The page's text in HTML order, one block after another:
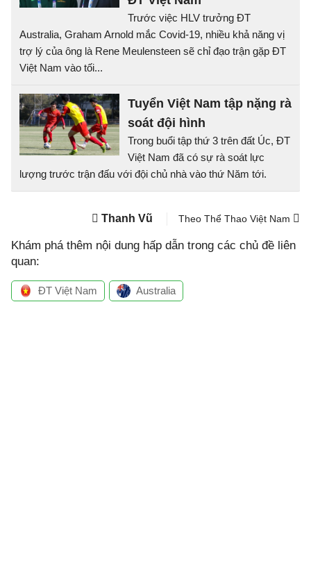
Trước việc HLV trưởng ĐT
Australia, Graham Arnold mắc Covid-19, nhiều khả năng vị
trợ lý của ông là Rene Meulensteen sẽ chỉ đạo trận gặp ĐT
Việt Nam vào tối...
Tuyển Việt Nam tập nặng rà
soát đội hình
Trong buổi tập thứ 3 trên đất Úc, ĐT
Việt Nam đã có sự rà soát lực
lượng trước trận đấu với đội chủ nhà vào thứ Năm tới.
Thanh Vũ Theo Thể Thao Việt Nam
Khám phá thêm nội dung hấp dẫn trong các chủ đề liên
quan:
ĐT Việt Nam Australia